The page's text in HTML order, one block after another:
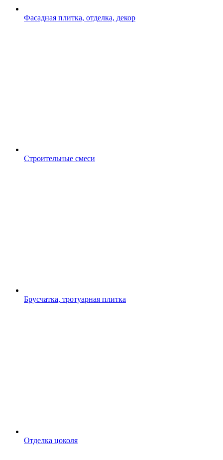
Фасадная плитка, отделка, декор
Строительные смеси
Брусчатка, тротуарная плитка
Отделка цоколя